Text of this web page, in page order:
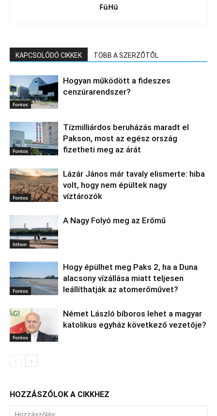
FüHü
KAPCSOLÓDÓ CIKKEK TÖBB A SZERZŐTŐL
Fontos
Hogyan működött a fideszes
cenzúrarendszer?
Fontos
Tízmilliárdos beruházás maradt el
Pakson, most az egész ország
fizetheti meg az árát
Fontos
Lázár János már tavaly elismerte: hiba
volt, hogy nem épültek nagy
víztározók
Itthon
A Nagy Folyó meg az Erőmű
Fontos
Hogy épülhet meg Paks 2, ha a Duna
alacsony vízállása miatt teljesen
leállíthatják az atomerőművet?
Fontos
Német László bíboros lehet a magyar
katolikus egyház következő vezetője?
HOZZÁSZÓLOK A CIKKHEZ